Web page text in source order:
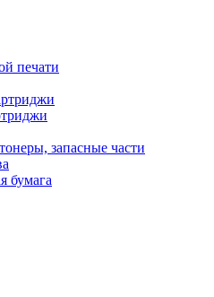
печати
запасные части
бумага